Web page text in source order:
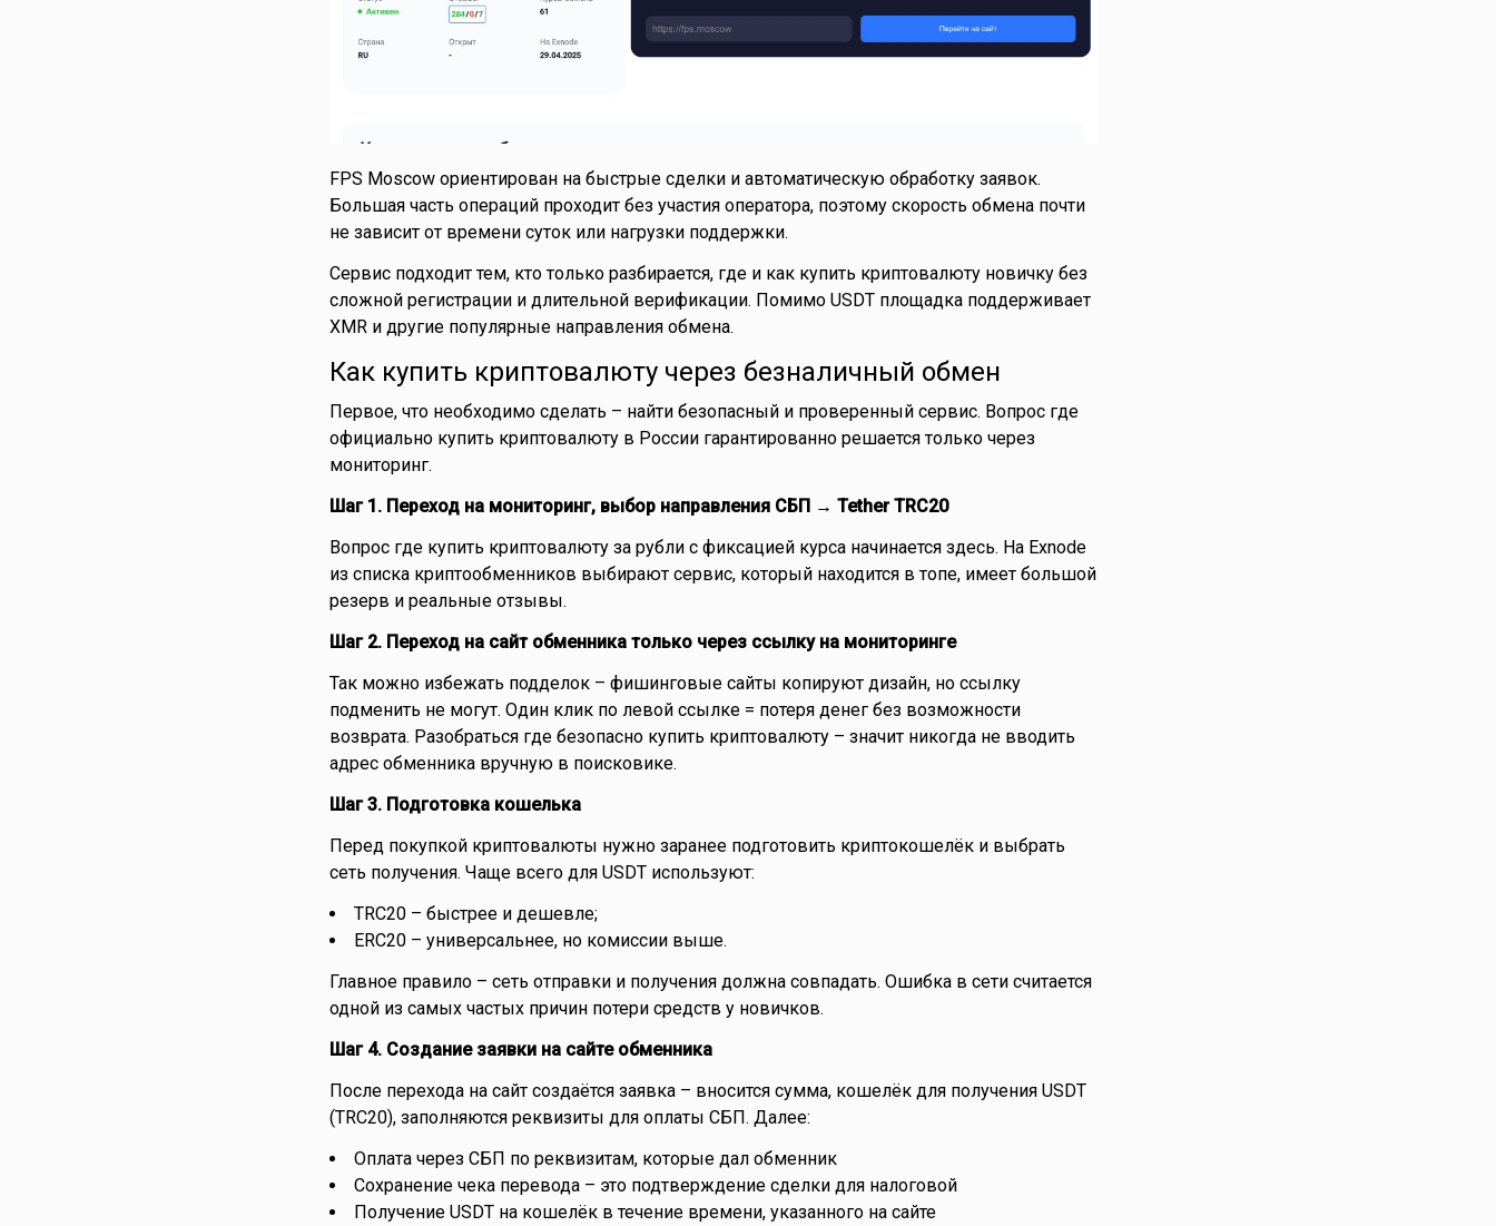
FPS Moscow ориентирован на быстрые сделки и автоматическую обработку заявок.
Большая часть операций проходит без участия оператора, поэтому скорость обмена почти
не зависит от времени суток или нагрузки поддержки.
Сервис подходит тем, кто только разбирается, где и как купить криптовалюту новичку без
сложной регистрации и длительной верификации. Помимо USDT площадка поддерживает
XMR и другие популярные направления обмена.
Как купить криптовалюту через безналичный обмен
Первое, что необходимо сделать – найти безопасный и проверенный сервис. Вопрос где
официально купить криптовалюту в России гарантированно решается только через
мониторинг.
Шаг 1. Переход на мониторинг, выбор направления СБП → Tether TRC20
Вопрос где купить криптовалюту за рубли с фиксацией курса начинается здесь. На Exnode
из списка криптообменников выбирают сервис, который находится в топе, имеет большой
резерв и реальные отзывы.
Шаг 2. Переход на сайт обменника только через ссылку на мониторинге
Так можно избежать подделок – фишинговые сайты копируют дизайн, но ссылку
подменить не могут. Один клик по левой ссылке = потеря денег без возможности
возврата. Разобраться где безопасно купить криптовалюту – значит никогда не вводить
адрес обменника вручную в поисковике.
Шаг 3. Подготовка кошелька
Перед покупкой криптовалюты нужно заранее подготовить криптокошелёк и выбрать
сеть получения. Чаще всего для USDT используют:
TRC20 – быстрее и дешевле;
ERC20 – универсальнее, но комиссии выше.
Главное правило – сеть отправки и получения должна совпадать. Ошибка в сети считается
одной из самых частых причин потери средств у новичков.
Шаг 4. Создание заявки на сайте обменника
После перехода на сайт создаётся заявка – вносится сумма, кошелёк для получения USDT
(TRC20), заполняются реквизиты для оплаты СБП. Далее:
Оплата через СБП по реквизитам, которые дал обменник
Сохранение чека перевода – это подтверждение сделки для налоговой
Получение USDT на кошелёк в течение времени, указанного на сайте